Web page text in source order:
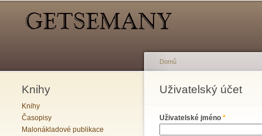
Knihy
Knihy
Časopisy
Malonákladové publikace
Jste zde
Domů
Uživatelský účet
Hlavní záložky
Uživatelské jméno *